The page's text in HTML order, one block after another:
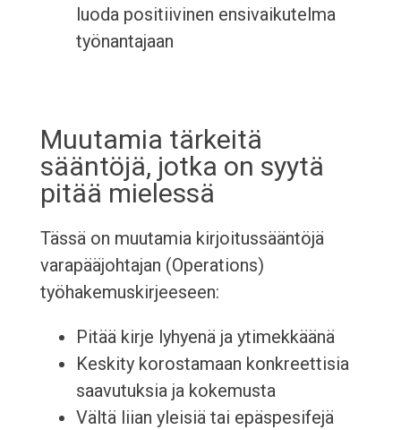
luoda positiivinen ensivaikutelma
työnantajaan
Muutamia tärkeitä
sääntöjä, jotka on syytä
pitää mielessä
Tässä on muutamia kirjoitussääntöjä
varapääjohtajan (Operations)
työhakemuskirjeeseen:
Pitää kirje lyhyenä ja ytimekkäänä
Keskity korostamaan konkreettisia
saavutuksia ja kokemusta
Vältä liian yleisiä tai epäspesifejä